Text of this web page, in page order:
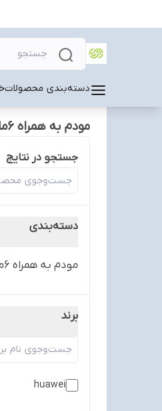
دسته‌بندی محصولات
مودم به همراه 6ماه اشتراک
جستجو در نتایج
دسته‌بندی
مودم به همراه 6ماه اشتراک
برند
huawei